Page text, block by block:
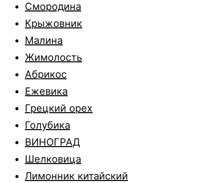
Смородина
Крыжовник
Малина
Жимолость
Абрикос
Ежевика
Грецкий орех
Голубика
ВИНОГРАД
Шелковица
Лимонник китайский